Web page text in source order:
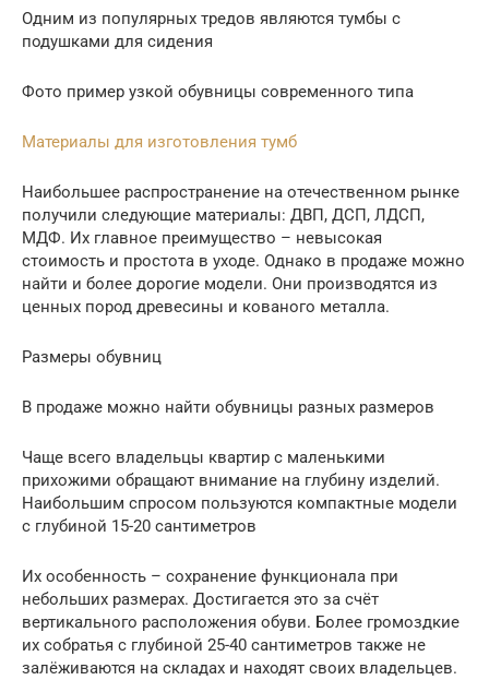
Одним из популярных тредов являются тумбы с
подушками для сидения
Фото пример узкой обувницы современного типа
Материалы для изготовления тумб
Наибольшее распространение на отечественном рынке
получили следующие материалы: ДВП, ДСП, ЛДСП,
МДФ. Их главное преимущество – невысокая
стоимость и простота в уходе. Однако в продаже можно
найти и более дорогие модели. Они производятся из
ценных пород древесины и кованого металла.
Размеры обувниц
В продаже можно найти обувницы разных размеров
Чаще всего владельцы квартир с маленькими
прихожими обращают внимание на глубину изделий.
Наибольшим спросом пользуются компактные модели
с глубиной 15-20 сантиметров
Их особенность – сохранение функционала при
небольших размерах. Достигается это за счёт
вертикального расположения обуви. Более громоздкие
их собратья с глубиной 25-40 сантиметров также не
залёживаются на складах и находят своих владельцев.